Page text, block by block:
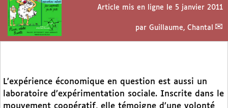
Article mis en ligne le 5 janvier 2011
par Guillaume, Chantal
L’expérience économique en question est aussi un
laboratoire d’expérimentation sociale. Inscrite dans le